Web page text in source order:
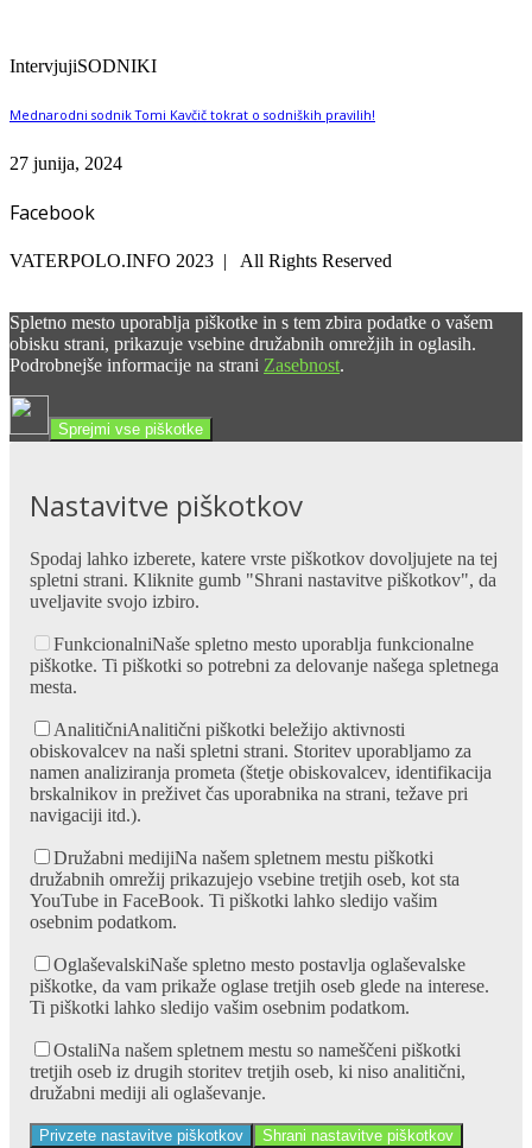
IntervjujiSODNIKI
Mednarodni sodnik Tomi Kavčič tokrat o sodniških pravilih!
27 junija, 2024
Facebook
VATERPOLO.INFO 2023 | All Rights Reserved
Spletno mesto uporablja piškotke in s tem zbira podatke o vašem
obisku strani, prikazuje vsebine družabnih omrežjih in oglasih.
Podrobnejše informacije na strani Zasebnost.
Sprejmi vse piškotke
Nastavitve piškotkov
Spodaj lahko izberete, katere vrste piškotkov dovoljujete na tej
spletni strani. Kliknite gumb "Shrani nastavitve piškotkov", da
uveljavite svojo izbiro.
FunkcionalniNaše spletno mesto uporablja funkcionalne
piškotke. Ti piškotki so potrebni za delovanje našega spletnega
mesta.
AnalitičniAnalitični piškotki beležijo aktivnosti
obiskovalcev na naši spletni strani. Storitev uporabljamo za
namen analiziranja prometa (štetje obiskovalcev, identifikacija
brskalnikov in preživet čas uporabnika na strani, težave pri
navigaciji itd.).
Družabni medijiNa našem spletnem mestu piškotki
družabnih omrežij prikazujejo vsebine tretjih oseb, kot sta
YouTube in FaceBook. Ti piškotki lahko sledijo vašim
osebnim podatkom.
OglaševalskiNaše spletno mesto postavlja oglaševalske
piškotke, da vam prikaže oglase tretjih oseb glede na interese.
Ti piškotki lahko sledijo vašim osebnim podatkom.
OstaliNa našem spletnem mestu so nameščeni piškotki
tretjih oseb iz drugih storitev tretjih oseb, ki niso analitični,
družabni mediji ali oglaševanje.
Privzete nastavitve piškotkov Shrani nastavitve piškotkov